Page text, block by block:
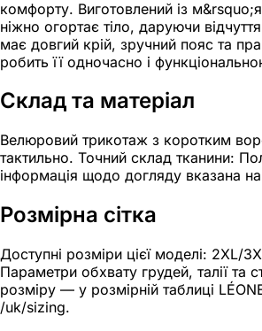
комфорту. Виготовлений із
ніжно огортає тіло, даруючи
має довгий крій, зручний пояс та
робить її одночасно і
Склад та матеріал
Велюровий трикотаж з коротким
тактильно. Точний склад тканини:
інформація щодо догляду вказана
Розмірна сітка
Доступні розміри цієї моделі: 2XL/
Параметри обхвату грудей, талії та
розміру — у розмірній таблиці
/uk/sizing.